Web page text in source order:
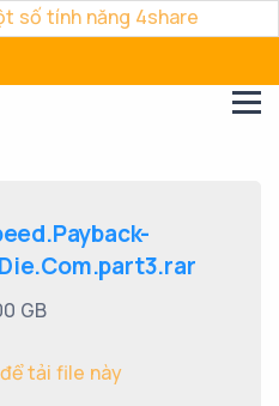
số tính năng 4share
GB
tải file này